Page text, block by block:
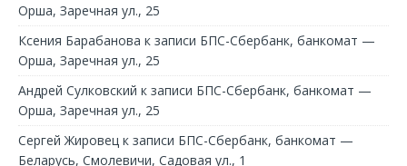
Орша, Заречная ул., 25
Ксения Барабанова к записи БПС-Сбербанк, банкомат —
Орша, Заречная ул., 25
Андрей Сулковский к записи БПС-Сбербанк, банкомат —
Орша, Заречная ул., 25
Сергей Жировец к записи БПС-Сбербанк, банкомат —
Беларусь, Смолевичи, Садовая ул., 1